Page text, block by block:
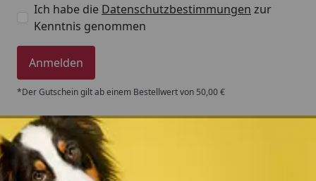
Ich habe die Datenschutzbestimmungen zur
Kenntnis genommen
Anmelden
*Der Gutschein gilt ab einem Bestellwert von 50,00 €
Trusted Shops